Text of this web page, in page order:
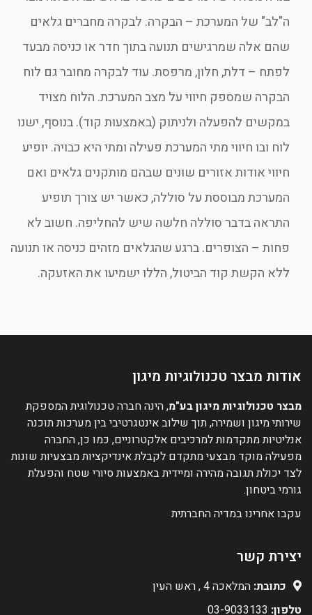
ה"לב" של המערכת – הבקרה. לבקרה מחברים גלאים
שהם אלה שמרגישים תנועה בתוך חדר או כניסה מבעד
לפתח – דלת, חלון, מרפסת. עוד לבקרה מחובר גם לוח
הבקרה שמספק חיווי על מצב המערכת. הלוח מצויד
במקשים להפעלה ולניתוק (באמצעות קוד). בנוסף, ישנו
לוח ובו חיווי מתי המערכת פעילה ומתי היא כבויה. יופיע
חיווי אודות אזורים שונים שבהם מותקנים גלאים ואם
המערכת מבוססת על סוללה, כאשר יש צורך תופיע
התראה בדבר סוללה חלשה שיש להחליפה. חשוב לא
פחות – הצופרים. ברגע שהגלאים מזהים כניסה או תנועה
ללא הקשת קוד הביטול, הללו ישמיעו את האזעקה.
אודות מבצר טכנולוגיות מיגון
מבצר טכנולוגיות מיגון בע"מ, הינה חברה טכנולוגית המספקת
שירותי מיגון ושמירה, תוך שילוב אינטגרטיבי בין מערכות תוכנה
אנליטיות מתקדמות למרכיבים אלקטרוניים, כמו כן, החברה
מפעילה מוקד מבצעי מתקדם לקבלת אינדיקציות מבצעיות שונות
לצד יכולת תגובה מהירה ומיידית באמצעות סיורי שטח והפעלת
גורמי ביטחון.
עקבו אחרינו במדיה החברתית
יצירת קשר
כתובת: המלאכה 4 , ראש העין
טלפון: